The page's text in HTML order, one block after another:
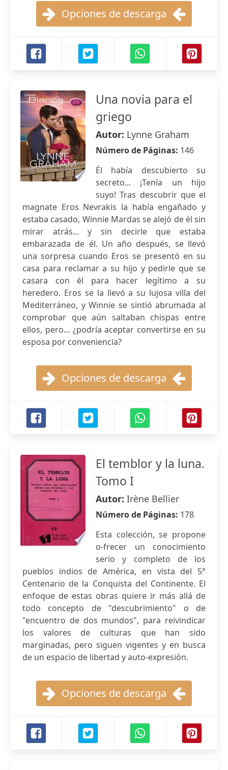
Opciones de descarga
Una novia para el
griego
Autor: Lynne Graham
Número de Páginas: 146
Él había descubierto su
secreto... ¡Tenía un hijo
suyo! Tras descubrir que el
magnate Eros Nevrakis la había engañado y
estaba casado, Winnie Mardas se alejó de él sin
mirar atrás... y sin decirle que estaba
embarazada de él. Un año después, se llevó
una sorpresa cuando Eros se presentó en su
casa para reclamar a su hijo y pedirle que se
casara con él para hacer legítimo a su
heredero. Eros se la llevó a su lujosa villa del
Mediterráneo, y Winnie se sintió abrumada al
comprobar que aún saltaban chispas entre
ellos, pero... ¿podría aceptar convertirse en su
esposa por conveniencia?
Opciones de descarga
El temblor y la luna.
Tomo I
Autor: Irène Bellier
Número de Páginas: 178
Esta colección, se propone
o-frecer un conocimiento
serio y completo de los
pueblos indios de América, en vista del 5°
Centenario de la Conquista del Continente. El
enfoque de estas obras quiere ir más allá de
todo concepto de "descubrimiento" o de
"encuentro de dos mundos", para reivindicar
los valores de culturas que han sido
marginadas, pero siguen vigentes y en busca
de un espacio de libertad y auto-expresión.
Opciones de descarga